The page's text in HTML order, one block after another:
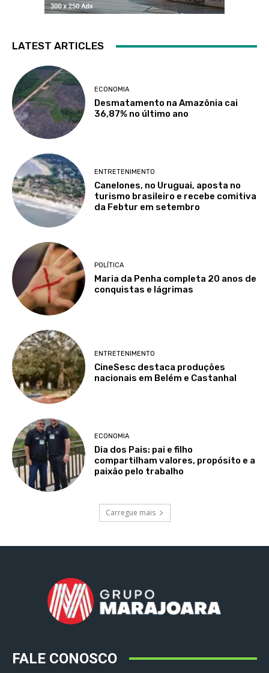
LATEST ARTICLES
ECONOMIA
Desmatamento na Amazônia cai
36,87% no último ano
ENTRETENIMENTO
Canelones, no Uruguai, aposta no
turismo brasileiro e recebe comitiva
da Febtur em setembro
POLÍTICA
Maria da Penha completa 20 anos de
conquistas e lágrimas
ENTRETENIMENTO
CineSesc destaca produções
nacionais em Belém e Castanhal
ECONOMIA
Dia dos Pais: pai e filho
compartilham valores, propósito e a
paixão pelo trabalho
Carregue mais
FALE CONOSCO